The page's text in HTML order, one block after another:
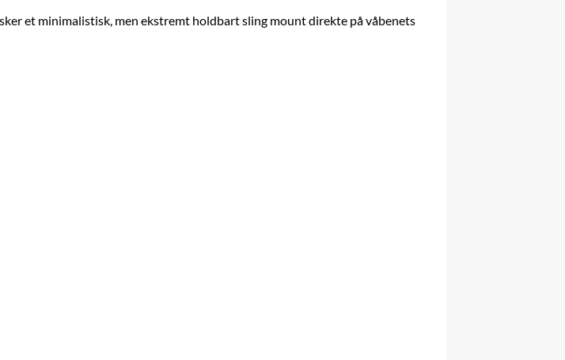
et minimalistisk, men ekstremt holdbart sling mount direkte på våbenets